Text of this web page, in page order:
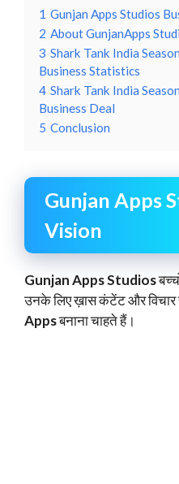
1 Gunjan Apps Studios
2 About GunjanApps
3 Shark Tank India
Business Statistics
4 Shark Tank India
Business Deal
5 Conclusion
Gunjan Apps
Vision
Gunjan Apps Studios
उनके लिए ख़ास कंटेंट और
Appsबनाना चाहते हैं।